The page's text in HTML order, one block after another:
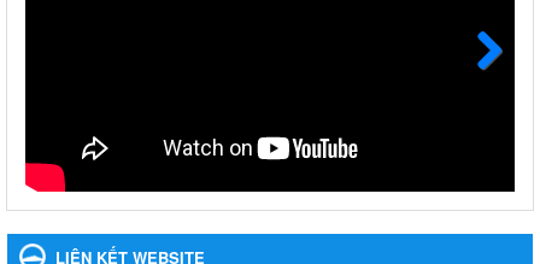
bổng, hỗ trợ của Chương trình "Tiếp sức đến trường" năm
Ngày ban hành: 22/08/2023
Triển khai Kế hoạch Triển khai các hoạt động hưởng ứng
phong trào vệ sinh yêu nước nâng cao sức khỏe nhân dân
LIÊN KẾT WEBSITE